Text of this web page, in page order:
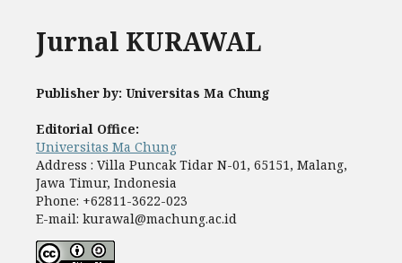
Jurnal KURAWAL
Publisher by: Universitas Ma Chung
Editorial Office:
Universitas Ma Chung
Address : Villa Puncak Tidar N-01, 65151, Malang,
Jawa Timur, Indonesia
Phone: +62811-3622-023
E-mail: kurawal@machung.ac.id